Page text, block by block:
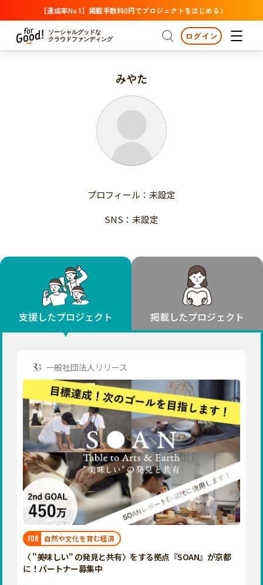
【達成率No.1】掲載手数料0円でプロジェクトをはじめる
ソーシャルグッドな
クラウドファンディング
プロジェクトからさがす 注目
支援金額が多い
支援人数が多い
終了日が近い
国際協力
子ども・教育
フード・農業
文化
環境・エシカル
人権・マイノリティ
社会貢献
地域からさがす 北海道・東北
北海道
宮城
山形
福島
関東
茨城
栃木
群馬
支援金額が多い
終了日が近い
カテゴリーからさがす
医療・福祉
子ども・教育
人権・マイノリティ
北海道 青森 岩手 宮城
秋田
福島
茨城 栃木 群馬
千葉
東京
神奈川
新潟 富山 石川
長野
岐阜 静岡 愛知
近畿
三重 滋賀 京都 大阪
兵庫
和歌山
中国
鳥取 島根 岡山 広島 山口
徳島 香川 愛媛 高知
九州・沖縄
福岡 佐賀 長崎
宮崎
鹿児島 沖縄
ログイン
みやた
プロフィール：未設定
SNS：未設定
支援したプロジェクト 掲載したプロジェクト
一般社団法人リリース
FOR 自然や文化を育む経済
〈 "美味しい" の発見と共有〉をする拠点『SOAN』が京都
に！パートナー募集中